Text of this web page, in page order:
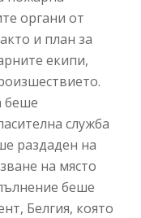
органи от
и план за
екипи,
беше
служба
раздаден на
на място
беше
Белгия, която